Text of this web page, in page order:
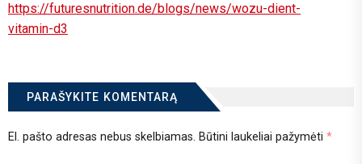
https://futuresnutrition.de/blogs/news/wozu-dient-
vitamin-d3
PARAŠYKITE KOMENTARĄ
El. pašto adresas nebus skelbiamas. Būtini laukeliai pažymėti *